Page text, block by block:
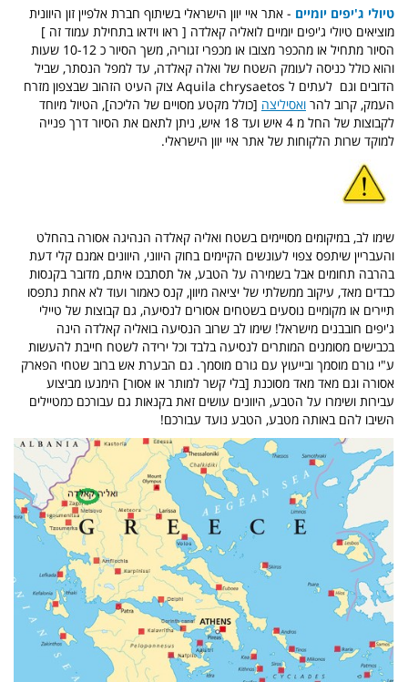
טיולי ג'יפים יומיים - אתר איי יוון הישראלי בשיתוף חברת אלפיין זון היוונית
מוציאים טיולי ג'יפים יומיים לואליה קאלדה [ ראו וידאו בתחילת עמוד זה ]
הסיור מתחיל או מהכפר מצובו או מכפרי זגוריה, משך הסיור כ 10-12 שעות
והוא כולל כניסה לעומק השטח של ואלה קאלדה, עד למפל הנסתר, שביל
הדובים וגם לעתים ל Aquila chrysaetos צוק העיט הזהוב שבצפון מזרח
העמק, קרוב להר ואסיליצה [כולל מקטע מסויים של הליכה], הטיול מיוחד
לקבוצות של החל מ 4 איש ועד 18 איש, ניתן לתאם את הסיור דרך פנייה
למוקד שרות הלקוחות של אתר איי יוון הישראלי.
שימו לב, במיקומים מסויימים בשטח ואליה קאלדה הנהיגה אסורה בהחלט
והעבריין שיתפס צפוי לעונשים הקיימים בחוק היווני, היוונים אמנם קלי דעת
בהרבה תחומים אבל בשמירה על הטבע, אל תסתבכו איתם, מדובר בקנסות
כבדים מאד, עיקוב ממשלתי של יציאה מיוון, קנס כאמור ועוד לא אחת נתפסו
תיירים או מקומיים נוסעים בשטחים אסורים לנסיעה, גם קבוצות של טיילי
ג'יפים חובבנים מישראל! שימו לב שרוב הנסיעה בואליה קאלדה הינה
בכבישים מסומנים המותרים לנסיעה בלבד וכל ירידה לשטח חייבת להעשות
ע"י גורם מוסמך ובייעוץ עם גורם מוסמך. גם הבערת אש ברוב שטחי הפארק
אסורה וגם מאד מאד מסוכנת [בלי קשר למותר או אסור] הימנעו מביצוע
עבירות ושימרו על הטבע, היוונים עושים זאת בקנאות גם עבורכם כמטיילים
השיבו להם באותה מטבע, הטבע נועד עבורכם!